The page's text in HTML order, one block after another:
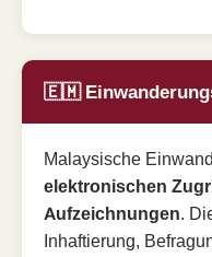
🇪🇲
Malaysische
elektronischen
Aufzeichnungen.
Inhaftierung,